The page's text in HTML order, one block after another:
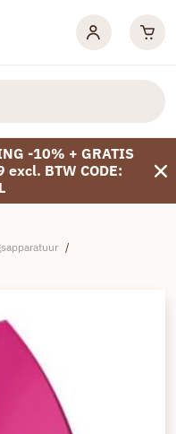
-10% + GRATIS
excl. BTW CODE:
/